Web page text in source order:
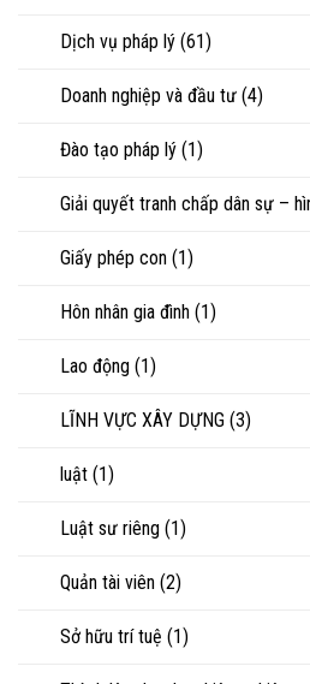
Dịch vụ pháp lý (61)
Doanh nghiệp và đầu tư (4)
Đào tạo pháp lý (1)
Giải quyết tranh chấp dân sự –
Giấy phép con (1)
Hôn nhân gia đình (1)
Lao động (1)
LĨNH VỰC XÂY DỰNG (3)
luật (1)
Luật sư riêng (1)
Quản tài viên (2)
Sở hữu trí tuệ (1)